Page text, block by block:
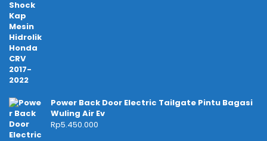
Power Back Door Electric Tailgate Pintu Bagasi
Wuling Air Ev
Rp5.450.000